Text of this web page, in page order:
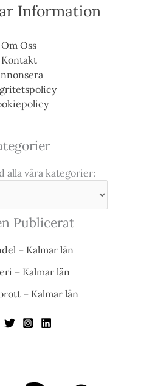
Information
Om Oss
Kontakt
alla våra kategorier:
Publicerat
– Kalmar län
– Kalmar län
– Kalmar län